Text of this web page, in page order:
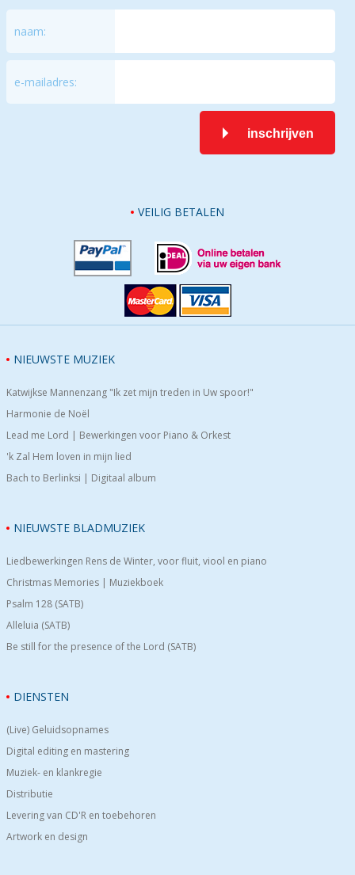
naam:
e-mailadres:
inschrijven
VEILIG BETALEN
NIEUWSTE MUZIEK
Katwijkse Mannenzang "Ik zet mijn treden in Uw spoor!"
Harmonie de Noël
Lead me Lord | Bewerkingen voor Piano & Orkest
'k Zal Hem loven in mijn lied
Bach to Berlinksi | Digitaal album
NIEUWSTE BLADMUZIEK
Liedbewerkingen Rens de Winter, voor fluit, viool en piano
Christmas Memories | Muziekboek
Psalm 128 (SATB)
Alleluia (SATB)
Be still for the presence of the Lord (SATB)
DIENSTEN
(Live) Geluidsopnames
Digital editing en mastering
Muziek- en klankregie
Distributie
Levering van CD'R en toebehoren
Artwork en design